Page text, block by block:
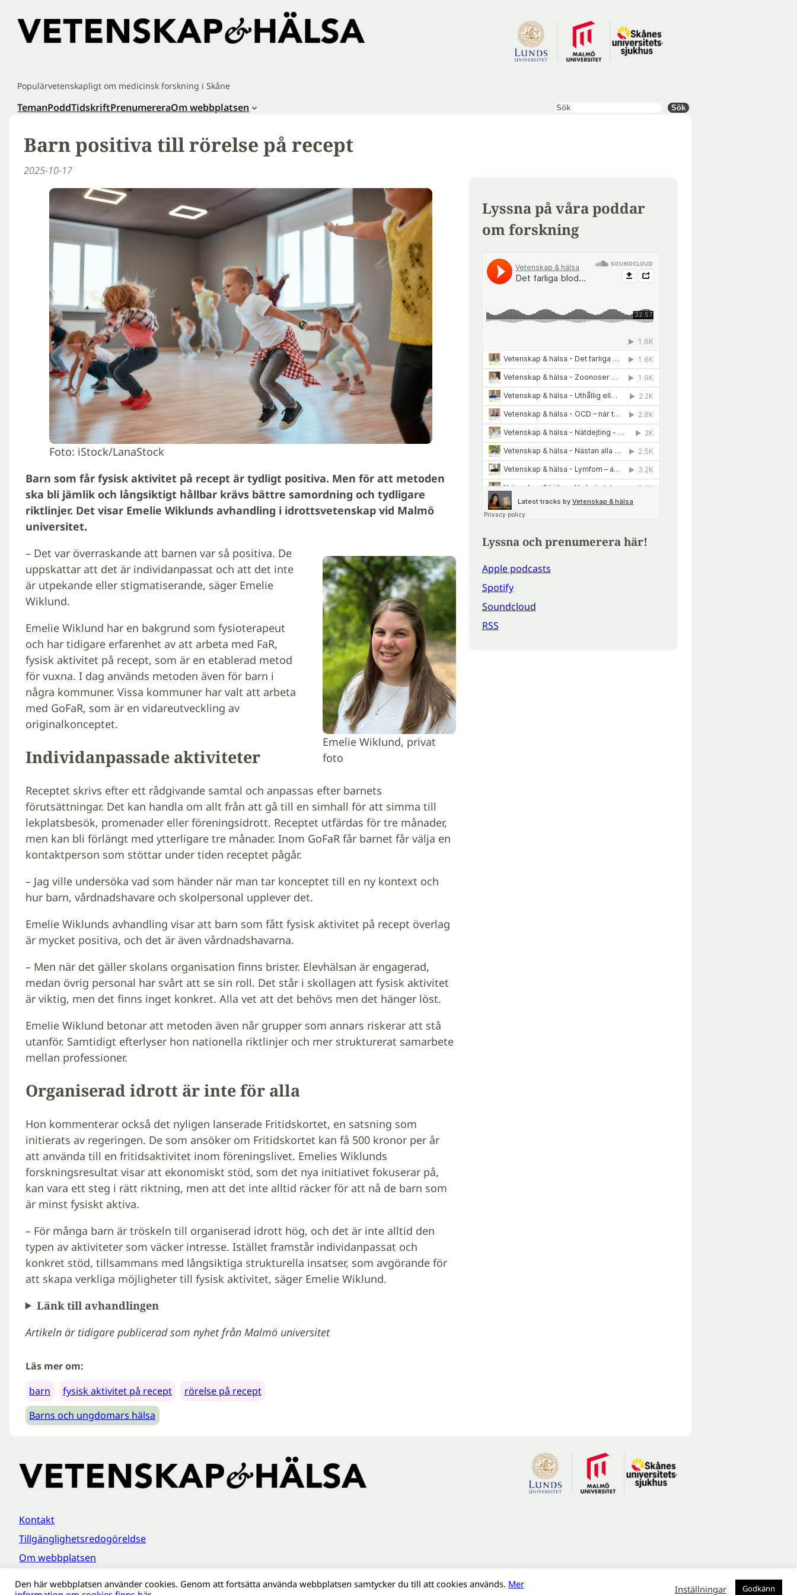
innehåll
Populärvetenskapligt om medicinsk forskning i Skåne
TemanPoddTidskriftPrenumereraOm webbplatsen Sök Sök
Barn positiva till rörelse på recept
2025-10-17
Foto: iStock/LanaStock
Barn som får fysisk aktivitet på recept är tydligt positiva. Men för att metoden
ska bli jämlik och långsiktigt hållbar krävs bättre samordning och tydligare
riktlinjer. Det visar Emelie Wiklunds avhandling i idrottsvetenskap vid Malmö
universitet.
Emelie Wiklund, privat
foto
– Det var överraskande att barnen var så positiva. De
uppskattar att det är individanpassat och att det inte
är utpekande eller stigmatiserande, säger Emelie
Wiklund.
Emelie Wiklund har en bakgrund som fysioterapeut
och har tidigare erfarenhet av att arbeta med FaR,
fysisk aktivitet på recept, som är en etablerad metod
för vuxna. I dag används metoden även för barn i
några kommuner. Vissa kommuner har valt att arbeta
med GoFaR, som är en vidareutveckling av
originalkonceptet.
Individanpassade aktiviteter
Receptet skrivs efter ett rådgivande samtal och anpassas efter barnets
förutsättningar. Det kan handla om allt från att gå till en simhall för att simma till
lekplatsbesök, promenader eller föreningsidrott. Receptet utfärdas för tre månader,
men kan bli förlängt med ytterligare tre månader. Inom GoFaR får barnet får välja en
kontaktperson som stöttar under tiden receptet pågår.
– Jag ville undersöka vad som händer när man tar konceptet till en ny kontext och
hur barn, vårdnadshavare och skolpersonal upplever det.
Emelie Wiklunds avhandling visar att barn som fått fysisk aktivitet på recept överlag
är mycket positiva, och det är även vårdnadshavarna.
– Men när det gäller skolans organisation finns brister. Elevhälsan är engagerad,
medan övrig personal har svårt att se sin roll. Det står i skollagen att fysisk aktivitet
är viktig, men det finns inget konkret. Alla vet att det behövs men det hänger löst.
Emelie Wiklund betonar att metoden även når grupper som annars riskerar att stå
utanför. Samtidigt efterlyser hon nationella riktlinjer och mer strukturerat samarbete
mellan professioner.
Organiserad idrott är inte för alla
Hon kommenterar också det nyligen lanserade Fritidskortet, en satsning som
initierats av regeringen. De som ansöker om Fritidskortet kan få 500 kronor per år
att använda till en fritidsaktivitet inom föreningslivet. Emelies Wiklunds
forskningsresultat visar att ekonomiskt stöd, som det nya initiativet fokuserar på,
kan vara ett steg i rätt riktning, men att det inte alltid räcker för att nå de barn som
är minst fysiskt aktiva.
– För många barn är tröskeln till organiserad idrott hög, och det är inte alltid den
typen av aktiviteter som väcker intresse. Istället framstår individanpassat och
konkret stöd, tillsammans med långsiktiga strukturella insatser, som avgörande för
att skapa verkliga möjligheter till fysisk aktivitet, säger Emelie Wiklund.
Länk till avhandlingen
Artikeln är tidigare publicerad som nyhet från Malmö universitet
Läs mer om:
barn
fysisk aktivitet på recept
rörelse på recept
Barns och ungdomars hälsa
Lyssna på våra poddar
om forskning
Lyssna och prenumerera här!
Apple podcasts
Spotify
Soundcloud
RSS
Kontakt
Tillgänglighetsredogöreldse
Om webbplatsen
Den här webbplatsen använder cookies. Genom att fortsätta använda webbplatsen samtycker du till att cookies används. Mer
Inställningar Godkänn